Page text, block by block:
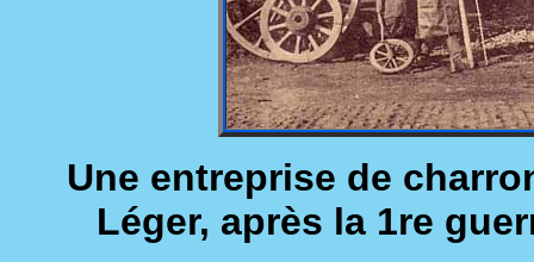
Une entreprise de
Léger, après la 1re